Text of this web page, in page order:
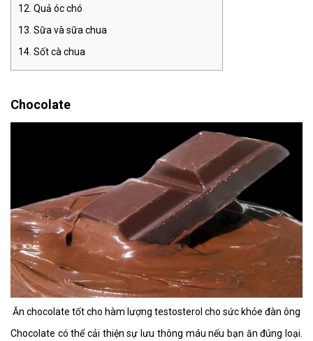
Quả óc chó
Sữa và sữa chua
Sốt cà chua
Chocolate
Ăn chocolate tốt cho hàm lượng testosterol cho sức khỏe đàn ông
Chocolate có thể cải thiện sự lưu thông máu nếu bạn ăn đúng loại.